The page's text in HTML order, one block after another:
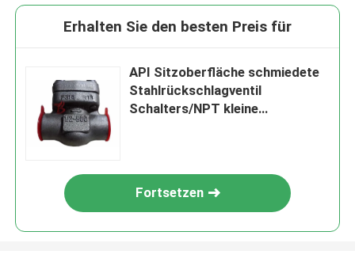
Erhalten Sie den besten Preis für
API Sitzoberfläche schmiedete
Stahlrückschlagventil
Schalters/NPT kleine
Fortsetzen